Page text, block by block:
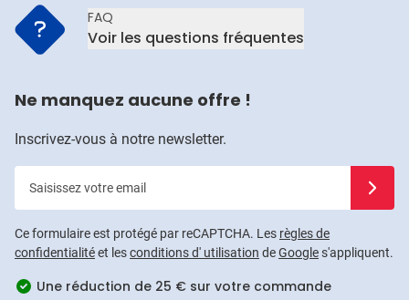
FAQ
Voir les questions fréquentes
Ne manquez aucune offre !
Inscrivez-vous à notre newsletter.
Ce formulaire est protégé par reCAPTCHA. Les règles de
confidentialitéet lesconditions d' utilisation deGoogles'appliquent.
Une réduction de 25 € sur votre commande